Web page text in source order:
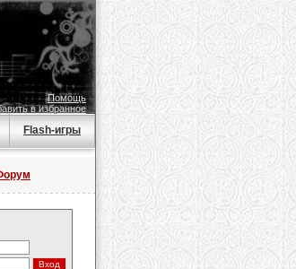
Помощь
в избранное
Flash-игры